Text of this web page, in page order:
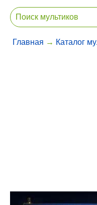
Главная → Каталог